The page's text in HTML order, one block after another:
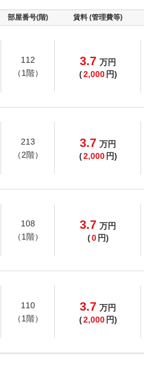
部屋番号(階) 賃料 (管理費等)
112
（1階）
3.7 万円
(2,000 円)
213
（2階）
3.7 万円
(2,000 円)
108
（1階）
3.7 万円
(0 円)
110
（1階）
3.7 万円
(2,000 円)